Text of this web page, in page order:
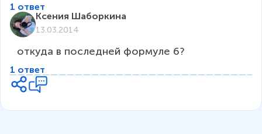
1 ответ
Ксения Шаборкина
13.03.2014
1 ответ